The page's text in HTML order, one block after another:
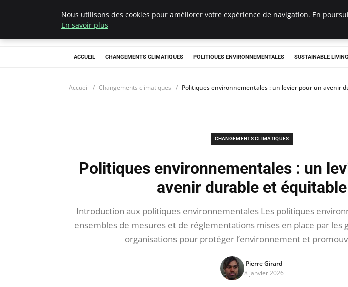
Climategatecountryclub.com
ACCUEIL CHANGEMENTS CLIMATIQUES POLITIQUES ENVIRONNEMENTALES SUSTAINABLE LIVING
Accueil Changements climatiques Politiques environnementales : un levier pour un avenir
CHANGEMENTS CLIMATIQUES
Politiques environnementales : un
avenir durable et équitable
Introduction aux politiques environnementales Les politiques
ensembles de mesures et de réglementations mises en place par les
organisations pour protéger l’environnement et
Pierre Girard
8 janvier 2026
Nous utilisons des cookies pour améliorer votre expérience de navigation. En
En savoir plus